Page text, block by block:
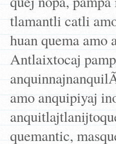
tlamantli catli
huan quema
Antlaixtocaj
amo anquipiyaj
quemantic,